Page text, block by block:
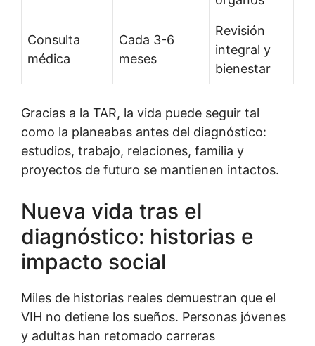
Consulta
médica
Cada 3-6
meses
Revisión
integral y
bienestar
Gracias a la TAR, la vida puede seguir tal
como la planeabas antes del diagnóstico:
estudios, trabajo, relaciones, familia y
proyectos de futuro se mantienen intactos.
Nueva vida tras el
diagnóstico: historias e
impacto social
Miles de historias reales demuestran que el
VIH no detiene los sueños. Personas jóvenes
y adultas han retomado carreras